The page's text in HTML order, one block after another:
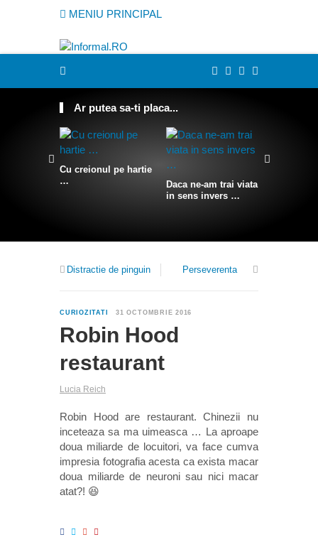
MENIU PRINCIPAL
Ar putea sa-ti placa...
Cu creionul pe hartie
…
Daca ne-am trai viata
in sens invers …
Distractie de pinguin Perseverenta
CURIOZITATI 31 OCTOMBRIE 2016
Robin Hood
restaurant
Lucia Reich
Robin Hood are restaurant. Chinezii nu
inceteaza sa ma uimeasca … La aproape
doua miliarde de locuitori, va face cumva
impresia fotografia acesta ca exista macar
doua miliarde de neuroni sau nici macar
atat?! 😆